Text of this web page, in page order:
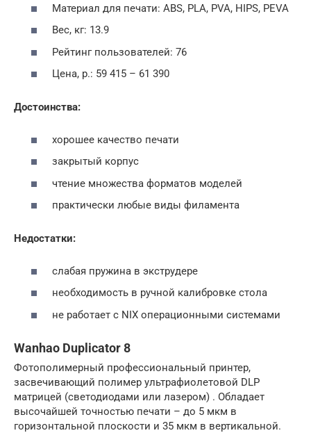
Материал для печати: ABS, PLA, PVA, HIPS, PEVA
Вес, кг: 13.9
Рейтинг пользователей: 76
Цена, р.: 59 415 – 61 390
Достоинства:
хорошее качество печати
закрытый корпус
чтение множества форматов моделей
практически любые виды филамента
Недостатки:
слабая пружина в экструдере
необходимость в ручной калибровке стола
не работает с NIX операционными системами
Wanhao Duplicator 8
Фотополимерный профессиональный принтер,
засвечивающий полимер ультрафиолетовой DLP
матрицей (светодиодами или лазером) . Обладает
высочайшей точностью печати – до 5 мкм в
горизонтальной плоскости и 35 мкм в вертикальной.